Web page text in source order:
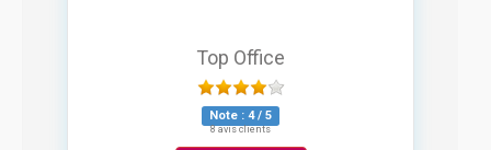
Top Office
Note : 4/ 5
8 avis clients